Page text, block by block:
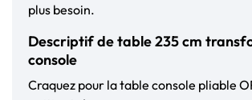
plus besoin.
Descriptif de table 235 cm
console
Craquez pour la table console pliable